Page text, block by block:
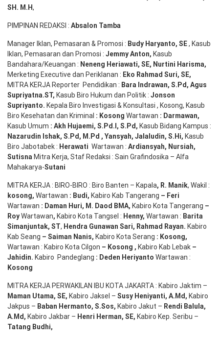
SH . M.H,
PIMPINAN REDAKSI : Absalon Tamba
Manager Iklan, Pemasaran & Promosi : Budy Haryanto, SE, Kasub
Iklan, Pemasaran dan Promosi : Jemmy Anton, Kasub
Bandahara/Keuangan : Neneng Heriawati, SE, Nurtini Harisma,
Merketing Executive dan Periklanan : Eko Rahmad Suri, SE,
MITRA KERJA Reporter Pendidikan : Bara Indrawan, S.Pd , Agus
Supriyatna.ST, Kasub Biro Hukum dan Politik : Jonson
Supriyanto. Kepala Biro Investigasi & Konsultasi , Kosong, Kasub
Biro Kesehatan dan Kriminal : Kosong Wartawan : Darmawan,
Kasub Umum : Akh Hujaemi, S.Pd.I, S.Pd , Kasub Bidang Kampus :
Nazarudin Ishak, S.Pd , M.Pd , Yansyah, Jalaludin, S.Hi, Kasub
Biro Jabotabek : Herawati Wartawan : Ardiansyah, Nursiah,
Sutisna Mitra Kerja, Staf Redaksi : Sain Grafindosika – Alfa
Mahakarya-Sutani
MITRA KERJA : BIRO-BIRO : Biro Banten – Kapala, R. Manik, Wakil :
kosong, Wartawan : Budi, Kabiro Kab Tangerang – Feri
Wartawan : Daman Huri, M. Daod BMA, Kabiro Kota Tangerang –
RoyWartawan, Kabiro Kota Tangsel : Henny, Wartawan : Barita
Simanjuntak, ST, Hendra Gunawan Sari, Rahmad Rayan. Kabiro
Kab Seang – Saiman Nanis, Kabiro Kota Serang : Kosong,
Wartawan : Kabiro Kota Cilgon – Kosong , Kabiro Kab Lebak –
Jahidin. Kabiro Pandeglang : Deden Heriyanto Wartawan :
Kosong
MITRA KERJA PERWAKILAN IBU KOTA JAKARTA : Kabiro Jaktim –
Maman Utama, SE, Kabiro Jaksel – Susy Heniyanti, A.Md , Kabiro
Jakpus – Baban Hermanto, S.Sos, Kabiro Jakut – Rendi Balula,
A.Md , Kabiro Jakbar – Henri Herman, SE, Kabiro Kep. Seribu –
Tatang Budhi,